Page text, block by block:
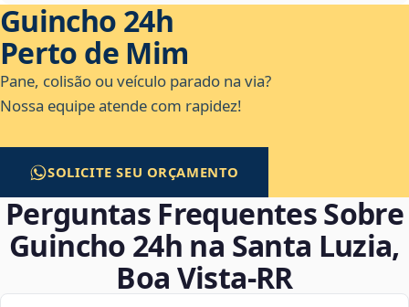
Guincho 24h
Perto de Mim
Pane, colisão ou veículo parado na via?
Nossa equipe atende com rapidez!
SOLICITE SEU ORÇAMENTO
Perguntas Frequentes Sobre
Guincho 24h na Santa Luzia,
Boa Vista‑RR